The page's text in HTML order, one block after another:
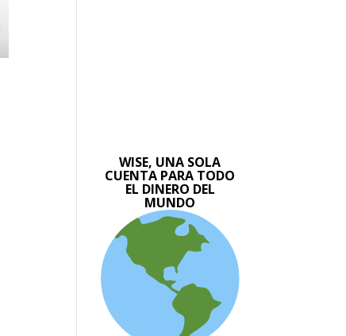
WISE, UNA SOLA
CUENTA PARA TODO
EL DINERO DEL
MUNDO